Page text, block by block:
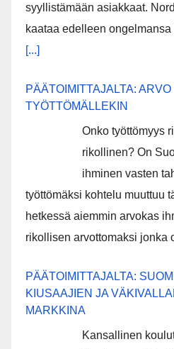
syyllistämään asiakkaat.
kaataa edelleen
[...]
PÄÄTOIMITTAJALTA:
TYÖTTÖMÄLLEKIN
Onko työttömyys
rikollinen? On
ihminen vasten
työttömäksi kohtelu muuttuu
hetkessä aiemmin arvokas
rikollisen arvottomaksi jonka
PÄÄTOIMITTAJALTA:
KIUSAAJIEN JA
MARKKINA
Kansallinen